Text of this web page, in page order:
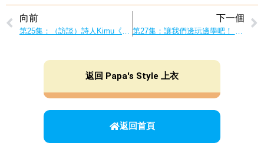
向前 下一個
返回 Papa's Style 上衣
返回首頁